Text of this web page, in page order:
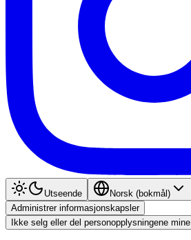
Utseende
Norsk (bokmål)
Administrer informasjonskapsler
Ikke selg eller del personopplysningene mine